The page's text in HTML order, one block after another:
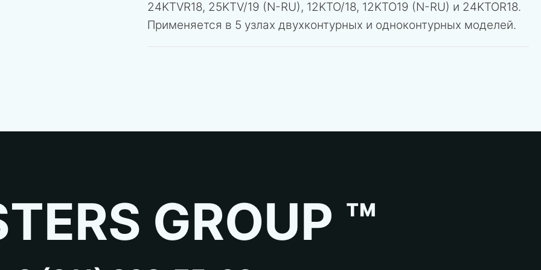
24KTVR18, 25KTV/19 (N-RU), 12KTO/18, 12KTO19 (N-RU) и 24KTOR18.
Применяется в 5 узлах двухконтурных и одноконтурных моделей.
GROUP ™